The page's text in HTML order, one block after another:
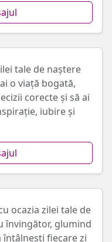
tale de naștere
o viață bogată,
corecte și să ai
iubire și
ocazia zilei tale de
învingător, glumind
fiecare zi